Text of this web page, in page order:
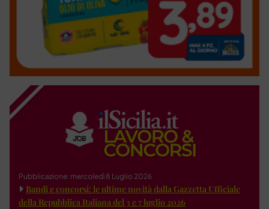
Pubblicazione: mercoledì 8 Luglio 2026
Bandi e concorsi: le ultime novità dalla Gazzetta Ufficiale
della Repubblica Italiana del 3 e 7 luglio 2026